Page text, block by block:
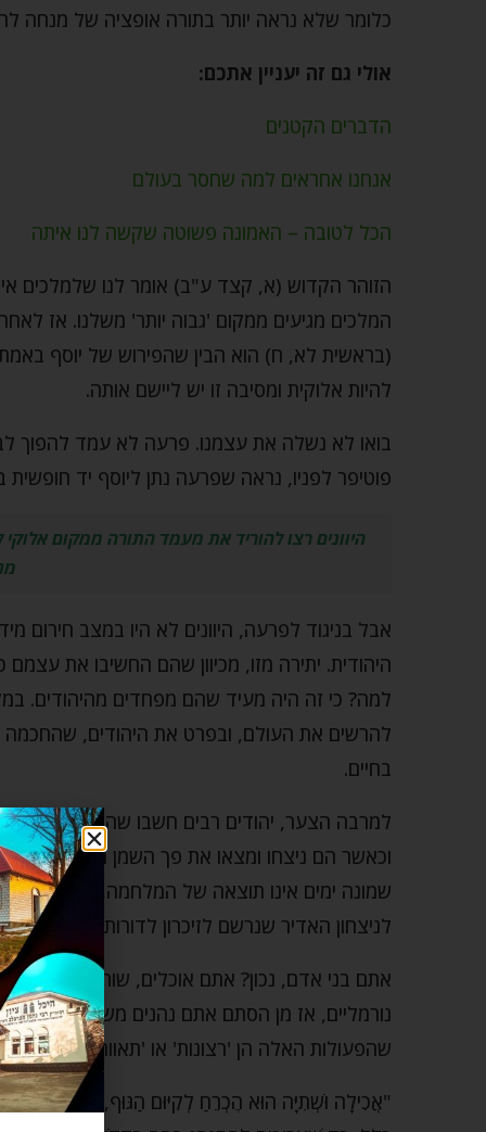
כלומר שלא נראה יותר בתורה אופציה של מנחה
אולי גם זה יעניין אתכם:
הדברים הקטנים
אנחנו אחראים למה שחסר בעולם
הכל לטובה – האמונה פשוטה שקשה לנו איתה
הזוהר הקדוש (א, קצד ע"ב) אומר לנו שלמלכים
המלכים מגיעים ממקום 'גבוה יותר' משלנו. אז
(בראשית לא, ח) הוא הבין שהפירוש של יוסף
להיות אלוקית ומסיבה זו יש ליישם אותה.
בואו לא נשלה את עצמנו. פרעה לא עמד להפוך
פוטיפר לפניו, נראה שפרעה נתן ליוסף יד
היוונים רצו להוריד את מעמד התורה ממקום
אבל בניגוד לפרעה, היוונים לא היו במצב חירום
היהודית. יתירה מזו, מכיוון שהם החשיבו את
למה? כי זה היה מעיד שהם מפחדים מהיהודים.
להרשים את העולם, ובפרט את היהודים, שהחכמה
בחיים.
למרבה הצער, יהודים רבים חשבו שהיוונים
וכאשר הם ניצחו ומצאו את פך השמן הקטן,
שמונה ימים אינו תוצאה של המלחמה, אלא
לניצחון האדיר שנרשם לזיכרון לדורות.
אתם בני אדם, נכון? אתם אוכלים, שותים ועושים
נורמליים, אז מן הסתם אתם נהנים משלל
שהפעולות האלה הן 'רצונות' או 'תאוות'? הנה מה
"אֲכִילָה וּשְׁתִיָּה הוּא הֶכְרֵחַ לְקִיּוּם הַגּוּף, וְגַם בָּנִים